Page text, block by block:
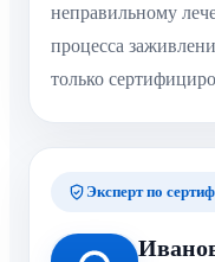
неправильному
процесса
только
Эксперт по